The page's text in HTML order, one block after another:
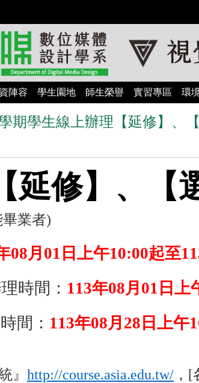
陣容 學生園地 師生榮譽 實習專區 環
期學生線上辦理【延修】、
延修】、【
業者)
08月01日上午10:00起至
時間： 113年08月01日上
間： 113年08月28日上午
』 http://course.asia.edu.tw/ ，